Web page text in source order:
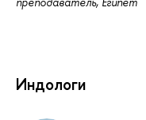
Индологи